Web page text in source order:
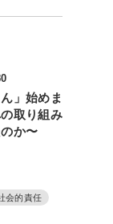
よくある質問
事務局のご案内
」始めま
取り組み
か〜
会的責任